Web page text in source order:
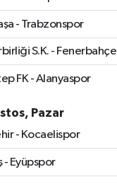
- Trabzonspor
S.K. - Fenerbahçe
FK - Alanyaspor
Pazar
- Kocaelispor
- Eyüpspor